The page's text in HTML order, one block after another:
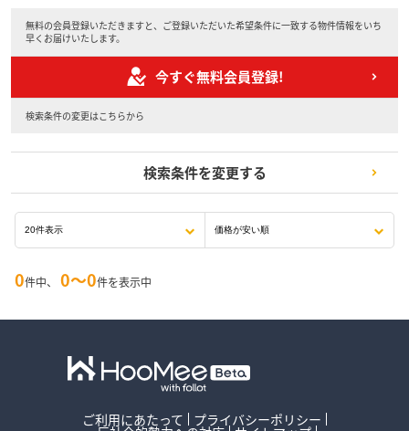
無料の会員登録いただきますと、ご登録いただいた希望条件に一致する物件情報をいち
早くお届けいたします。
今すぐ無料会員登録!
検索条件の変更はこちらから
検索条件を変更する
0件中、 0〜0件を表示中
ご利用にあたって プライバシーポリシー